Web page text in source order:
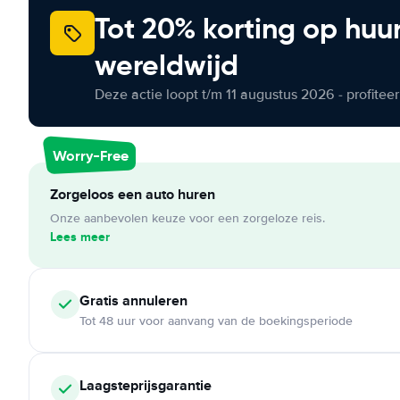
Tot 20% korting op
wereldwijd
Deze actie loopt t/m 11 augustus 2026 -
Worry-Free
Zorgeloos een auto huren
Onze aanbevolen keuze voor een zorgeloze reis.
Lees meer
Gratis annuleren
Tot 48 uur voor aanvang van de boekingsperiode
Laagsteprijsgarantie